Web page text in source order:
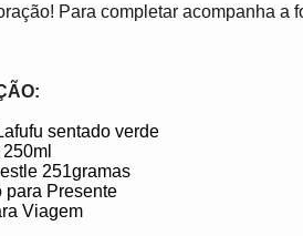
Para completar acompanha a
sentado verde
251gramas
para Presente
Viagem